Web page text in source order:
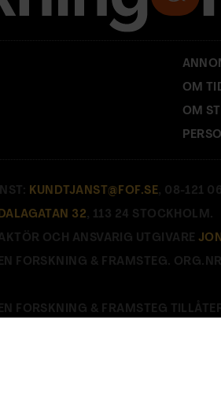
OM
OM
KUNDTJANST@FOF.SE, 08-121
32 , 113 24 STOCKHOLM.
OCH ANSVARIG UTGIVARE
FORSKNING & FRAMSTEG.
FORSKNING & FRAMSTEG